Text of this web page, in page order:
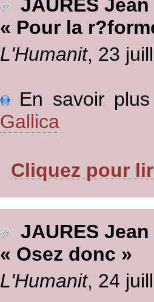
JAURES Jean
« Pour la
L'Humanit, 23
En savoir
Gallica
Cliquez pour
JAURES Jean
« Osez donc »
L'Humanit, 24